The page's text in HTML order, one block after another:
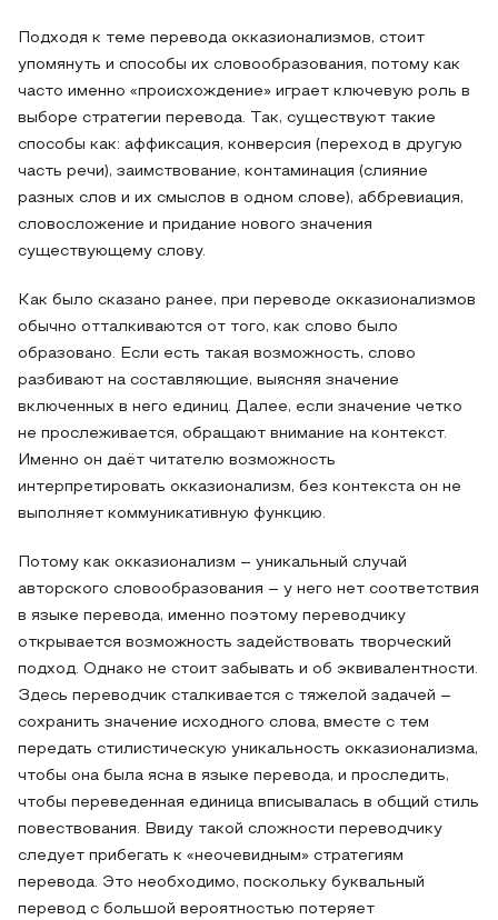
Подходя к теме перевода окказионализмов, стоит
упомянуть и способы их словообразования, потому как
часто именно «происхождение» играет ключевую роль в
выборе стратегии перевода. Так, существуют такие
способы как: аффиксация, конверсия (переход в другую
часть речи), заимствование, контаминация (слияние
разных слов и их смыслов в одном слове), аббревиация,
словосложение и придание нового значения
существующему слову.
Как было сказано ранее, при переводе окказионализмов
обычно отталкиваются от того, как слово было
образовано. Если есть такая возможность, слово
разбивают на составляющие, выясняя значение
включенных в него единиц. Далее, если значение четко
не прослеживается, обращают внимание на контекст.
Именно он даёт читателю возможность
интерпретировать окказионализм, без контекста он не
выполняет коммуникативную функцию.
Потому как окказионализм – уникальный случай
авторского словообразования – у него нет соответствия
в языке перевода, именно поэтому переводчику
открывается возможность задействовать творческий
подход. Однако не стоит забывать и об эквивалентности.
Здесь переводчик сталкивается с тяжелой задачей –
сохранить значение исходного слова, вместе с тем
передать стилистическую уникальность окказионализма,
чтобы она была ясна в языке перевода, и проследить,
чтобы переведенная единица вписывалась в общий стиль
повествования. Ввиду такой сложности переводчику
следует прибегать к «неочевидным» стратегиям
перевода. Это необходимо, поскольку буквальный
перевод с большой вероятностью потеряет